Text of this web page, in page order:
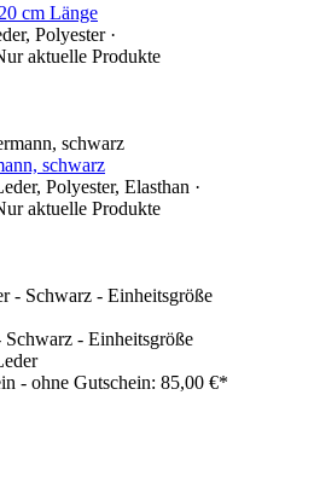
cm Länge
Polyester ·
aktuelle Produkte
schwarz
Polyester, Elasthan ·
aktuelle Produkte
- Einheitsgröße
- ohne Gutschein: 85,00 €*